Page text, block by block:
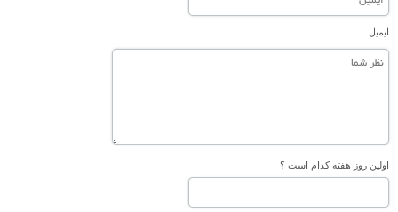
ایمیل
اولین روز هفته کدام است ؟